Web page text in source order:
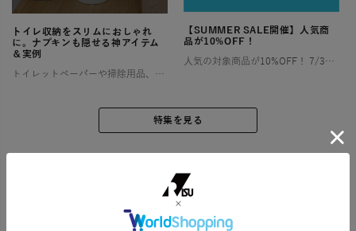
トイレ収納をスリムにおしゃれ
に。ナプキンも隠せる神アイテム
＆実例
トイレットペーパーや掃除用品、サニタリー用品など、とかく物が多くなりがちなトイレ空間は、「狭い」「生活感が出てしまう」といったお悩みを抱える方が少なくありません。 特に小さなお子様がいるご家庭では、おむつやその処理に関わ […]
【SUMMER SALE開催】人気商
品が10%OFF！
人気の対象商品が10%OFF！ 7/3〜7/17の2週間限定！ お部屋やアウトドアで快適な夏を過ごすために特別セールを開催します！ お得なこの機会にぜひチェックしてみてくださいね🎶 ゴミ箱（ダストボックス） […]
特集を見る
Shopping Guide お買い物ガイド